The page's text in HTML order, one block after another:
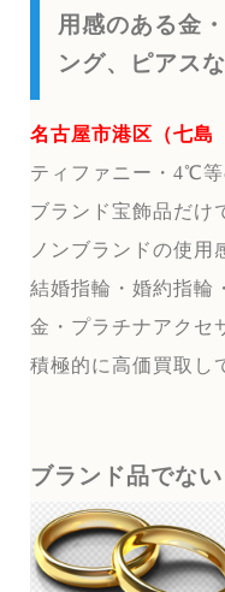
用感のある金
ング、ピアス
名古屋市港区（七島
ティファニー・4℃
ブランド宝飾品だけ
ノンブランドの使用
結婚指輪・婚約指輪
金・プラチナアクセ
積極的に高価買取し
ブランド品でな